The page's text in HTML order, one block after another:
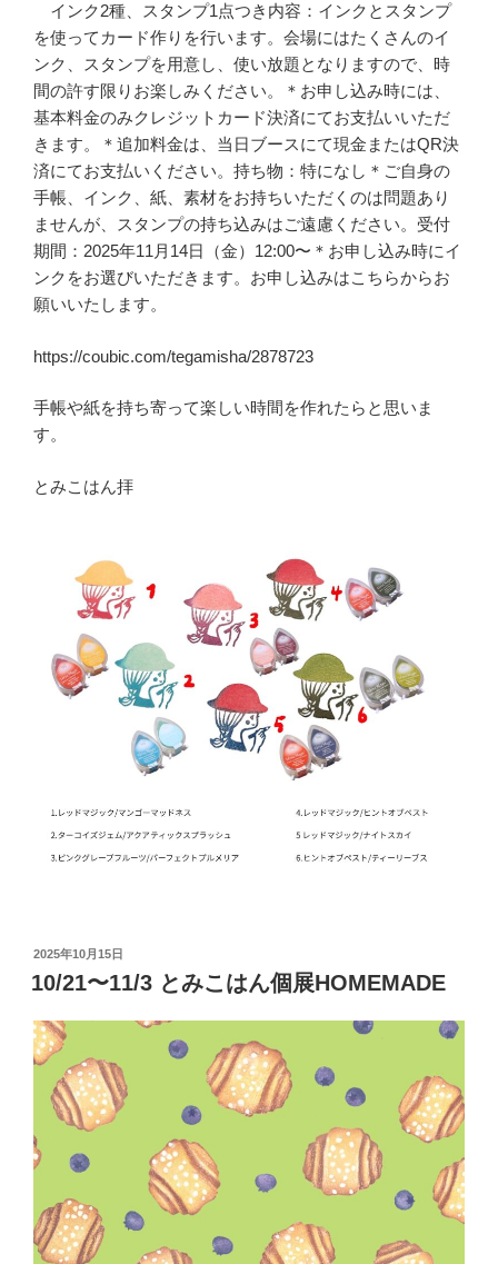
インク2種、スタンプ1点つき内容：インクとスタンプ
を使ってカード作りを行います。会場にはたくさんのイ
ンク、スタンプを用意し、使い放題となりますので、時
間の許す限りお楽しみください。＊お申し込み時には、
基本料金のみクレジットカード決済にてお支払いいただ
きます。＊追加料金は、当日ブースにて現金またはQR決
済にてお支払いください。持ち物：特になし＊ご自身の
手帳、インク、紙、素材をお持ちいただくのは問題あり
ませんが、スタンプの持ち込みはご遠慮ください。受付
期間：2025年11月14日（金）12:00〜＊お申し込み時にイ
ンクをお選びいただきます。お申し込みはこちらからお
願いいたします。
https://coubic.com/tegamisha/2878723
手帳や紙を持ち寄って楽しい時間を作れたらと思いま
す。
とみこはん拝
投
稿
日:
2025年10月15日
10/21〜11/3 とみこはん個展HOMEMADE